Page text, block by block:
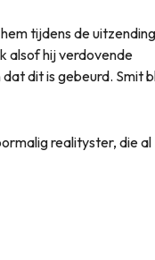
tijdens de
alsof hij verdovende
dit is gebeurd. Smit
realityster, die al